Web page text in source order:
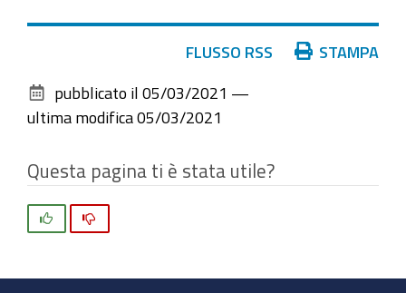
documento
FLUSSO RSS STAMPA
pubblicato il 05/03/2021 —
ultima modifica 05/03/2021
Questa pagina ti è stata utile?